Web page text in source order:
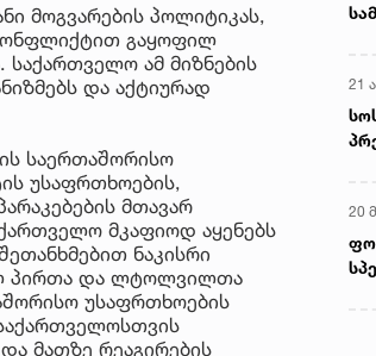
მოგვარების პოლიტიკას,
გაყოფილ
ამ მიზნების
და აქტიურად
საერთაშორისო
უსაფრთხოების,
მთავარ
მკაფიოდ აყენებს
ნაკისრი
პირთა და ლტოლვილთა
უსაფრთხოების
მათზე რეაგირების
21
20